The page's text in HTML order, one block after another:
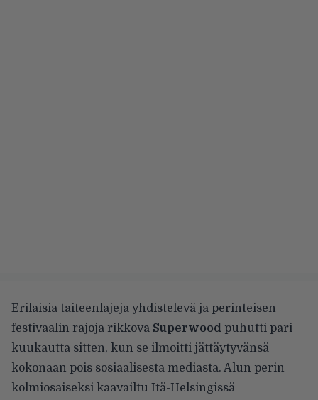
Erilaisia taiteenlajeja yhdistelevä ja perinteisen
festivaalin rajoja rikkova Superwood puhutti pari
kuukautta sitten, kun se ilmoitti jättäytyvänsä
kokonaan pois sosiaalisesta mediasta. Alun perin
kolmiosaiseksi kaavailtu Itä-Helsingissä